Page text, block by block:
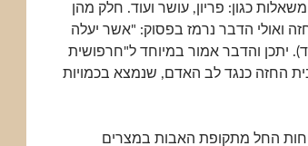
כגון: פריון, עושר ועוד. חלק מהן
ואולי הדבר נרמז בפסוק: "אשר יעלה
ד). יתכן והדבר אמור במיוחד ל"חרפושית
החזה כנגד לב האדם, שנמצא בכמויות
החל מתקופת האבות במצרים